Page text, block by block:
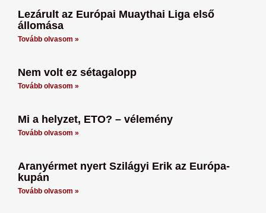
Lezárult az Európai Muaythai Liga első
állomása
Tovább olvasom »
Nem volt ez sétagalopp
Tovább olvasom »
Mi a helyzet, ETO? – vélemény
Tovább olvasom »
Aranyérmet nyert Szilágyi Erik az Európa-
kupán
Tovább olvasom »